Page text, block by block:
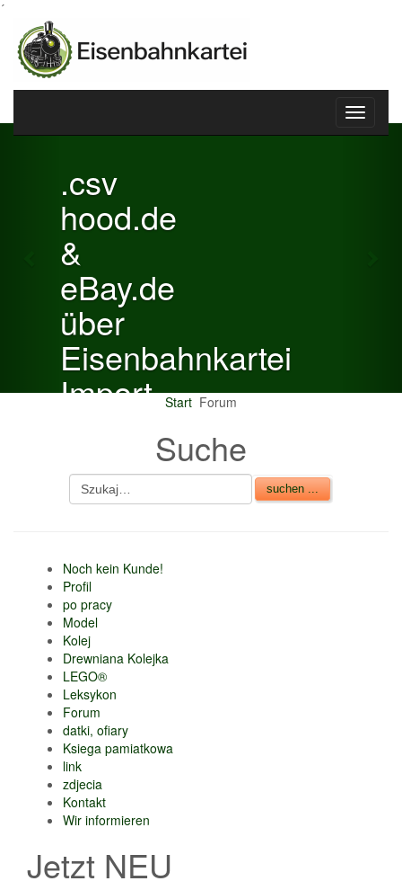
´
Toggle
.csv
hood.de
&
eBay.de
über
Eisenbahnkartei
Import
Verkaufsbetrag an
Gebühren je Inserat
Artikel
Previous
Start Forum
Suche
Noch kein Kunde!
Profil
po pracy
Model
Kolej
Drewniana Kolejka
LEGO®
Leksykon
Forum
datki, ofiary
Ksiega pamiatkowa
link
zdjecia
Kontakt
Wir informieren
Jetzt NEU